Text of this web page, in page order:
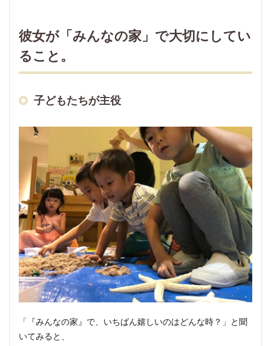
語）」
は子ど
もたち
まどか
場に仕
入れに
行くと
いうの
で、つ
いて行
ってみ
ると…
5.2
夏祭
り、
ウィ
ン、
彼女が「みんなの家」で大切にしてい
ること。
子どもたちが主役
「『みんなの家』で、いちばん嬉しいのはどんな時？」と聞
いてみると、